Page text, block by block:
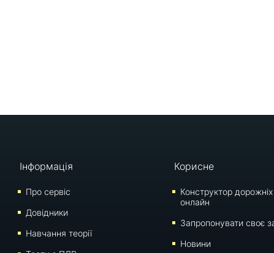
Інформація
Про сервіс
Довідники
Навчання теорії
Корисне
Конструктор дорожніх
онлайн
Запропонувати своє
Новини